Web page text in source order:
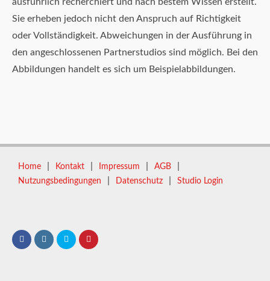
Sie erheben jedoch nicht den Anspruch auf Richtigkeit
oder Vollständigkeit. Abweichungen in der Ausführung in
den angeschlossenen Partnerstudios sind möglich. Bei den
Abbildungen handelt es sich um Beispielabbildungen.
Home Kontakt Impressum AGB
Nutzungsbedingungen Datenschutz Studio Login